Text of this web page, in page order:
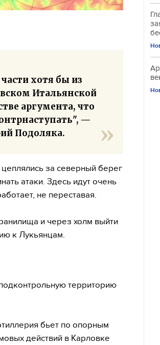
хотя бы из
Итальянской
аргумента, что
—
Подоляка.
за северный берег
атаки. Здесь идут очень
не переставая.
и через холм выйти
к Лукьянцам.
территорию
бьет по опорным
действий в Карловке